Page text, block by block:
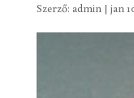
Szerző: admin| jan